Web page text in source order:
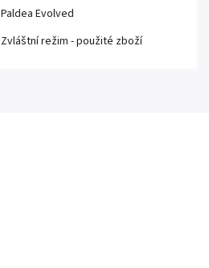
Paldea Evolved
Zvláštní režim - použité zboží